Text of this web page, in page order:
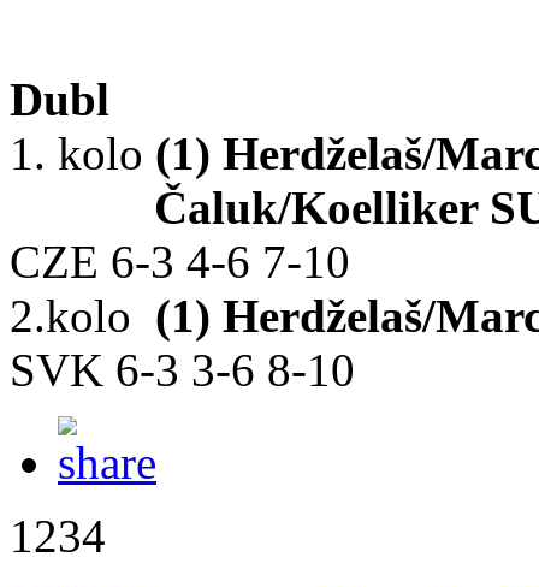
Dubl
1. kolo (1) Herdželaš/
Čaluk/Koelliker
CZE 6-3 4-6 7-10
2.kolo (1) Herdželaš/
SVK 6-3 3-6 8-10
1234